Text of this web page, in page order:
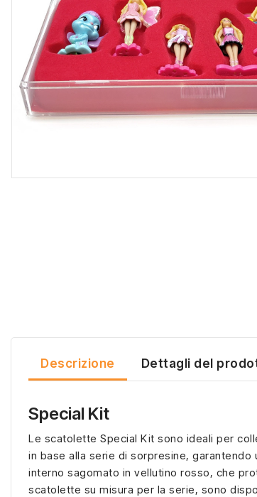
Descrizione Dettagli del
Special Kit
Le scatolette Special Kit sono ideali per
in base alla serie di sorpresine,
interno sagomato in vellutino rosso, che
scatolette su misura per la serie, sono